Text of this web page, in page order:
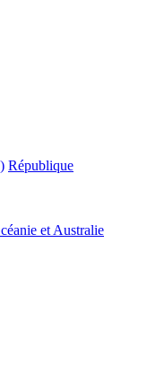
République
et Australie